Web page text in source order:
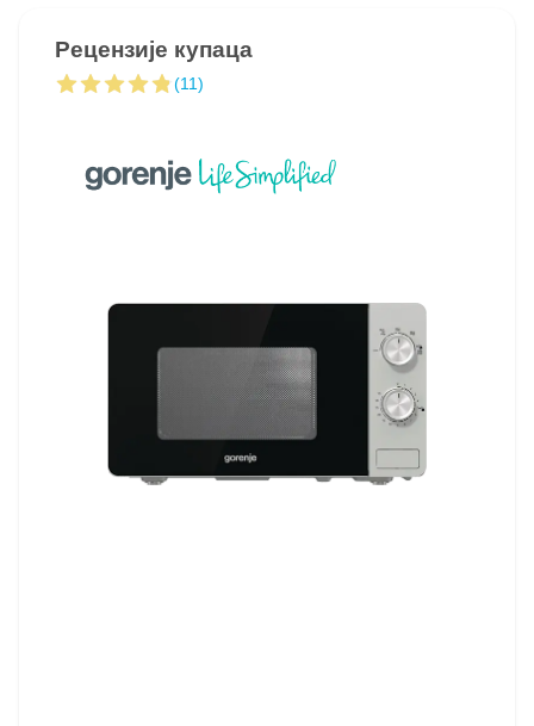
Рецензије купаца
(11)